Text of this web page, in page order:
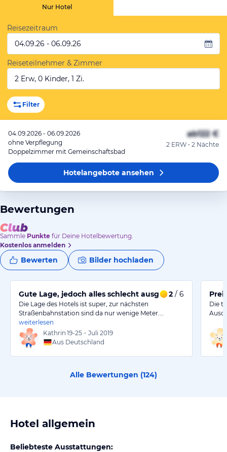
Nur Hotel
Reisezeitraum
04.09.26 - 06.09.26
Reiseteilnehmer & Zimmer
2 Erw, 0 Kinder, 1 Zi.
Filter
04.09.2026 - 06.09.2026
ohne Verpflegung
Doppelzimmer mit Gemeinschaftsbad
ab122 €
2 ERW • 2 Nächte
Hotelangeboteansehen
Bewertungen
Sammle Punkte für Deine Hotelbewertung.
Kostenlos anmelden
Bewerten Bilder hochladen
Gute Lage, jedoch alles schlecht ausgeschildert
2 / 6
Die Lage des Hotels ist super, zur nächsten
Straßenbahnstation sind da nur wenige Meter.…
weiterlesen
Kathrin 19-25 • Juli 2019
Aus Deutschland
Die
Alle Bewertungen (124)
Hotel allgemein
Beliebteste Ausstattungen: